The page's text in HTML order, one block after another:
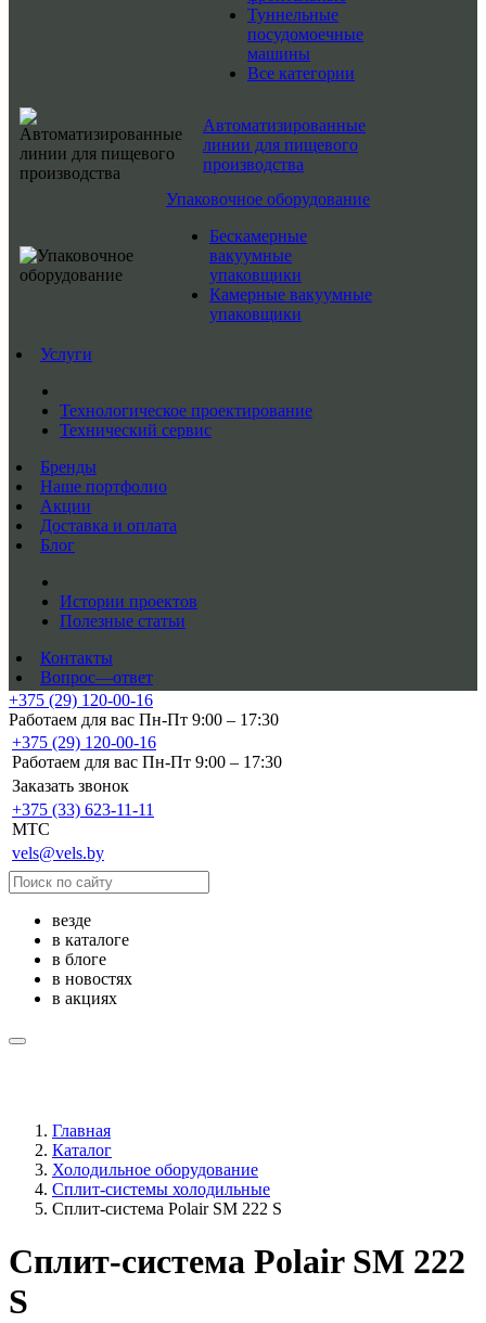
Туннельные
посудомоечные
машины
Все категории
Автоматизированные
линии для пищевого
производства
Упаковочное оборудование
Бескамерные
вакуумные
упаковщики
Камерные вакуумные
упаковщики
Услуги
Технологическое проектирование
Технический сервис
Бренды
Наше портфолио
Акции
Доставка и оплата
Блог
Истории проектов
Полезные статьи
Контакты
Вопрос—ответ
+375 (29) 120-00-16
Работаем для вас Пн-Пт 9:00 – 17:30
+375 (29) 120-00-16
Работаем для вас Пн-Пт 9:00 – 17:30
Заказать звонок
+375 (33) 623-11-11
MTC
vels@vels.by
везде
в каталоге
в блоге
в новостях
в акциях
Главная
Каталог
Холодильное оборудование
Сплит-системы холодильные
Сплит-система Polair SM 222 S
Сплит-система Polair SM 222
S